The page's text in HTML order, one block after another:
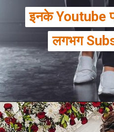
इनके Youtube
लगभग
इनके Youtube
लगभग